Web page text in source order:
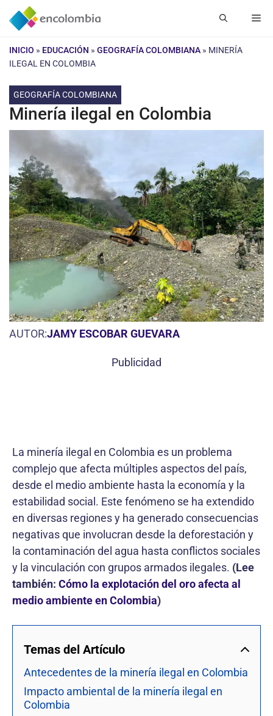
Saltar
INICIO » EDUCACIÓN » GEOGRAFÍA COLOMBIANA » MINERÍA
ILEGAL EN COLOMBIA
GEOGRAFÍA COLOMBIANA
Minería ilegal en Colombia
AUTOR:JAMY ESCOBAR GUEVARA
Publicidad
La minería ilegal en Colombia es un problema
complejo que afecta múltiples aspectos del país,
desde el medio ambiente hasta la economía y la
estabilidad social. Este fenómeno se ha extendido
en diversas regiones y ha generado consecuencias
negativas que involucran desde la deforestación y
la contaminación del agua hasta conflictos sociales
y la vinculación con grupos armados ilegales. (Lee
también: Cómo la explotación del oro afecta al
medio ambiente en Colombia)
Temas del Artículo
Antecedentes de la minería ilegal en Colombia
Impacto ambiental de la minería ilegal en
Colombia